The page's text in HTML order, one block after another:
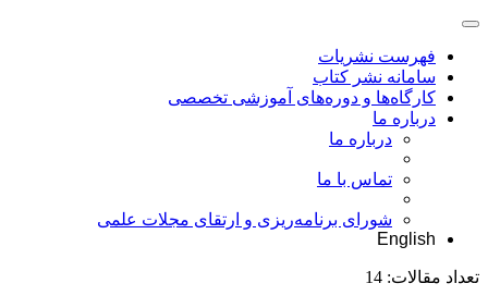
فهرست نشریات
سامانه نشر کتاب
کارگاه‌ها و دوره‌های آموزشی تخصصی
درباره ما
درباره ما
تماس با ما
شورای برنامه‌ریزی و ارتقای مجلات علمی
English
تعداد مقالات: 14